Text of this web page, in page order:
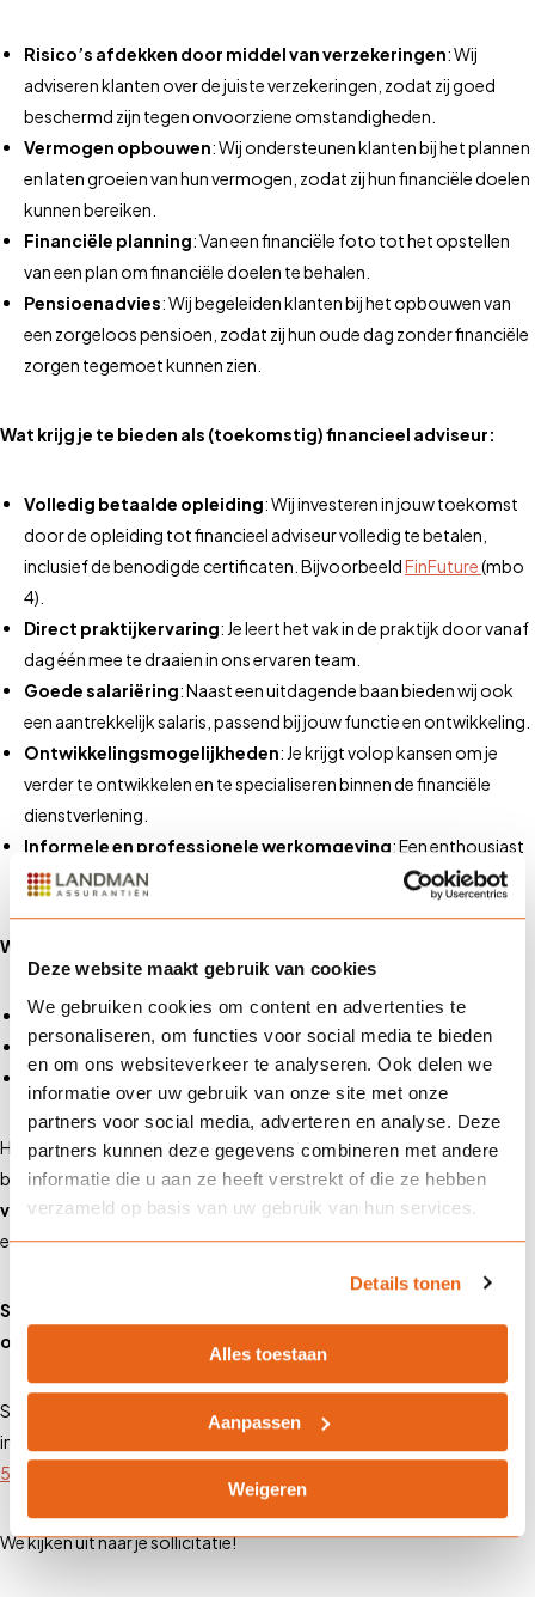
Deze website maakt gebruik van cookies
We gebruiken cookies om content en advertenties te
personaliseren, om functies voor social media te bieden
en om ons websiteverkeer te analyseren. Ook delen we
informatie over uw gebruik van onze site met onze
partners voor social media, adverteren en analyse. Deze
partners kunnen deze gegevens combineren met andere
informatie die u aan ze heeft verstrekt of die ze hebben
verzameld op basis van uw gebruik van hun services.
Details tonen
Alles toestaan
Aanpassen
Weigeren
Risico’s afdekken door middel van verzekeringen: Wij
adviseren klanten over de juiste verzekeringen, zodat zij goed
beschermd zijn tegen onvoorziene omstandigheden.
Vermogen opbouwen: Wij ondersteunen klanten bij het plannen
en laten groeien van hun vermogen, zodat zij hun financiële doelen
kunnen bereiken.
Financiële planning: Van een financiële foto tot het opstellen
van een plan om financiële doelen te behalen.
Pensioenadvies: Wij begeleiden klanten bij het opbouwen van
een zorgeloos pensioen, zodat zij hun oude dag zonder financiële
zorgen tegemoet kunnen zien.
Wat krijg je te bieden als (toekomstig) financieel adviseur:
Volledig betaalde opleiding: Wij investeren in jouw toekomst
door de opleiding tot financieel adviseur volledig te betalen,
inclusief de benodigde certificaten. BijvoorbeeldFinFuture(mbo
4).
Direct praktijkervaring: Je leert het vak in de praktijk door vanaf
dag één mee te draaien in ons ervaren team.
Goede salariëring: Naast een uitdagende baan bieden wij ook
een aantrekkelijk salaris, passend bij jouw functie en ontwikkeling.
Ontwikkelingsmogelijkheden: Je krijgt volop kansen om je
verder te ontwikkelen en te specialiseren binnen de financiële
dienstverlening.
Informele en professionele werkomgeving: Een enthousiast
en betrokken team dat altijd voor je klaarstaat.
Wat verwachten wij van jou?
Een leergierige en proactieve instelling
Interesse in financiën, verzekeringen en klantadvies
Enthousiasme en de drive om te groeien
Heb jij de ambitie om financieel adviseur te worden en klanten te
begeleiden op het gebied van financieel advies? Bekijk onze
vacature financieel adviseur, solliciteer vandaag nog en zet de
eerste stap naar een succesvolle carrière!
Solliciteer nu en bouw mee aan de financiële toekomst van
onze klanten én jezelf!
Stuur je motivatiebrief / CV naar
informatie over de vacature kun je contact opnemen met
5140072
We kijken uit naar je sollicitatie!